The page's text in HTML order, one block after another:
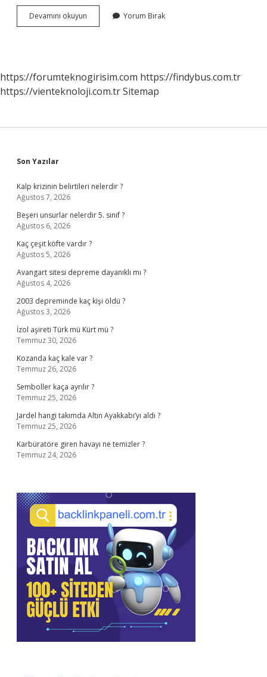
Devamını okuyun
Nedir
Yorum Bırak
https://forumteknogirisim.com https://findybus.com.tr
https://vienteknoloji.com.trSitemap
Sidebar
Son Yazılar
Kalp krizinin belirtileri nelerdir ?
Ağustos 7, 2026
Beşeri unsurlar nelerdir 5. sınıf ?
Ağustos 6, 2026
Kaç çeşit köfte vardır ?
Ağustos 5, 2026
Avangart sitesi depreme dayanıklı mı ?
Ağustos 4, 2026
2003 depreminde kaç kişi öldü ?
Ağustos 3, 2026
İzol aşireti Türk mü Kürt mü ?
Temmuz 30, 2026
Kozanda kaç kale var ?
Temmuz 26, 2026
Semboller kaça ayrılır ?
Temmuz 25, 2026
Jardel hangi takımda Altın Ayakkabı’yı aldı ?
Temmuz 25, 2026
Karbüratöre giren havayı ne temizler ?
Temmuz 24, 2026